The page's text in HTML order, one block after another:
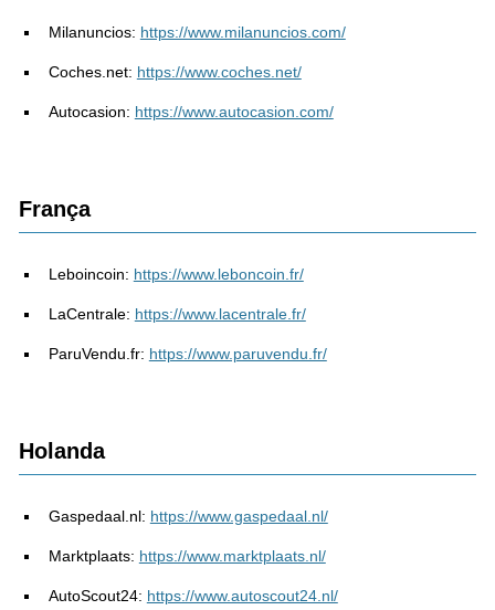
Milanuncios: https://www.milanuncios.com/
Coches.net: https://www.coches.net/
Autocasion: https://www.autocasion.com/
França
Leboincoin: https://www.leboncoin.fr/
LaCentrale: https://www.lacentrale.fr/
ParuVendu.fr: https://www.paruvendu.fr/
Holanda
Gaspedaal.nl: https://www.gaspedaal.nl/
Marktplaats: https://www.marktplaats.nl/
AutoScout24: https://www.autoscout24.nl/